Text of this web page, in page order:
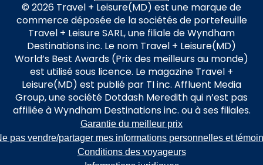
© 2026 Travel + Leisure(MD) est une marque de
commerce déposée de la sociétés de portefeuille
Travel + Leisure SARL, une filiale de Wyndham
Destinations inc. Le nom Travel + Leisure(MD)
World’s Best Awards (Prix des meilleurs au monde)
est utilisé sous licence. Le magazine Travel +
Leisure(MD) est publié par TI inc. Affluent Media
Group, une société Dotdash Meredith qui n’est pas
affiliée à Wyndham Destinations inc. ou à ses filiales.
Garantie du meilleur prix
pas vendre/partager mes informations personnelles et
Conditions des voyageurs